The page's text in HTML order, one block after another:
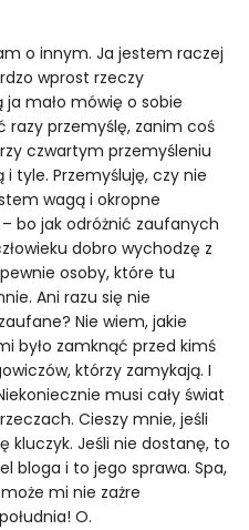
o innym. Ja jestem raczej
wprost rzeczy
mało mówię o sobie
razy przemyślę, zanim coś
czwartym przemyśleniu
tyle. Przemyśluję, czy nie
wagą i okropne
bo jak odróżnić zaufanych
dobro wychodzę z
pewnie osoby, które tu
Ani razu się nie
Nie wiem, jakie
było zamknąć przed kimś
którzy zamykają. I
musi cały świat
Cieszy mnie, jeśli
kluczyk. Jeśli nie dostanę, to
bloga i to jego sprawa. Spa,
mi nie zażre
O.